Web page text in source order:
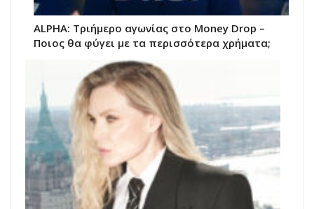
ALPHA: Τριήμερο αγωνίας στο Money Drop –
Ποιος θα φύγει με τα περισσότερα χρήματα;